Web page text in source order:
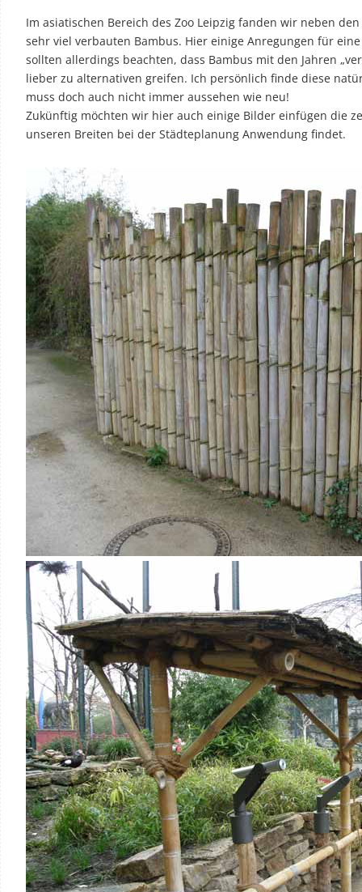
Im asiatischen Bereich des Zoo Leipzig fanden wir neben
sehr viel verbauten Bambus. Hier einige Anregungen für
sollten allerdings beachten, dass Bambus mit den Jahren
lieber zu alternativen greifen. Ich persönlich finde diese
muss doch auch nicht immer aussehen wie neu!
Zukünftig möchten wir hier auch einige Bilder einfügen die
unseren Breiten bei der Städteplanung Anwendung findet.